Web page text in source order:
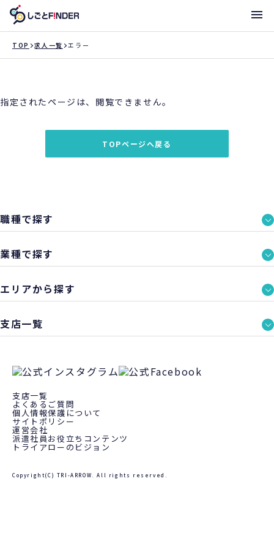
メニ
トライアローへ登録
支店一覧
TOP 求人一覧 エラー
指定されたページは、閲覧できません。
TOPページへ戻る
職種で探す
業種で探す
エリアから探す
支店一覧
支店一覧
よくあるご質問
個人情報保護について
サイトポリシー
運営会社
派遣社員お役立ちコンテンツ
トライアローのビジョン
Copyright(C) TRI-ARROW. All rights reserved.